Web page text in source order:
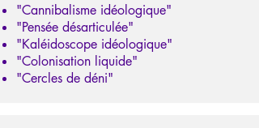
"Cannibalisme idéologique"
"Pensée désarticulée"
"Kaléidoscope idéologique"
"Colonisation liquide"
"Cercles de déni"